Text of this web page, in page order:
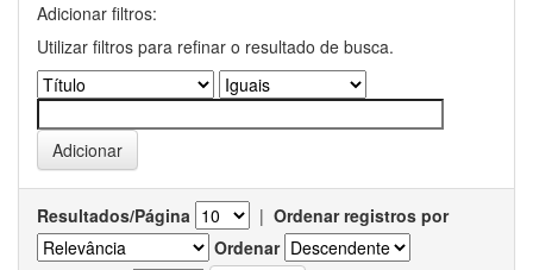
Adicionar filtros:
Utilizar filtros para refinar o resultado de busca.
Resultados/Página | Ordenar registros por
Ordenar